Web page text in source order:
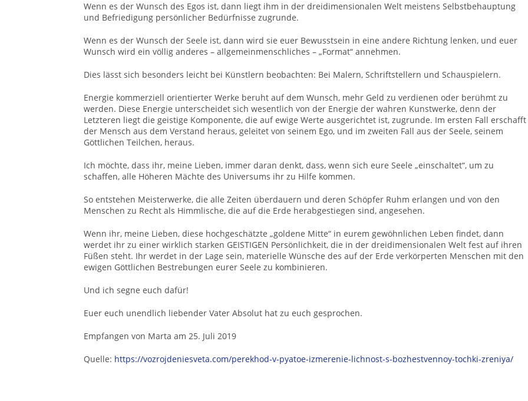
Wenn es der Wunsch des Egos ist, dann liegt ihm in der dreidimensionalen Welt meistens Selbstbehauptung
und Befriedigung persönlicher Bedürfnisse zugrunde.
Wenn es der Wunsch der Seele ist, dann wird sie euer Bewusstsein in eine andere Richtung lenken, und euer
Wunsch wird ein völlig anderes – allgemeinmenschliches – „Format“ annehmen.
Dies lässt sich besonders leicht bei Künstlern beobachten: Bei Malern, Schriftstellern und Schauspielern.
Energie kommerziell orientierter Werke beruht auf dem Wunsch, mehr Geld zu verdienen oder berühmt zu
werden. Diese Energie unterscheidet sich wesentlich von der Energie der wahren Kunstwerke, denn der
Letzteren liegt die geistige Komponente, die auf ewige Werte ausgerichtet ist, zugrunde. Im ersten Fall erschafft
der Mensch aus dem Verstand heraus, geleitet von seinem Ego, und im zweiten Fall aus der Seele, seinem
Göttlichen Teilchen, heraus.
Ich möchte, dass ihr, meine Lieben, immer daran denkt, dass, wenn sich eure Seele „einschaltet“, um zu
schaffen, alle Höheren Mächte des Universums ihr zu Hilfe kommen.
So entstehen Meisterwerke, die alle Zeiten überdauern und deren Schöpfer Ruhm erlangen und von den
Menschen zu Recht als Himmlische, die auf die Erde herabgestiegen sind, angesehen.
Wenn ihr, meine Lieben, diese hochgeschätzte „goldene Mitte“ in eurem gewöhnlichen Leben findet, dann
werdet ihr zu einer wirklich starken GEISTIGEN Persönlichkeit, die in der dreidimensionalen Welt fest auf ihren
Füßen steht. Ihr werdet in der Lage sein, materielle Wünsche des auf der Erde verkörperten Menschen mit den
ewigen Göttlichen Bestrebungen eurer Seele zu kombinieren.
Und ich segne euch dafür!
Euer euch unendlich liebender Vater Absolut hat zu euch gesprochen.
Empfangen von Marta am 25. Juli 2019
Quelle: https://vozrojdeniesveta.com/perekhod-v-pyatoe-izmerenie-lichnost-s-bozhestvennoy-tochki-zreniya/